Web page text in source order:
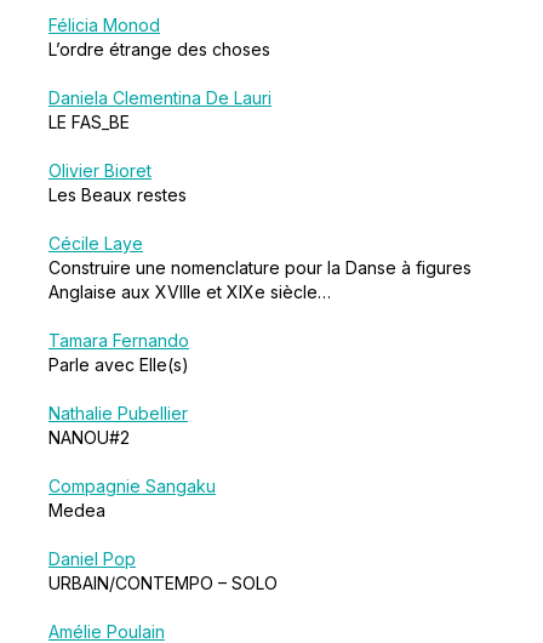
Félicia Monod
L’ordre étrange des choses
Daniela Clementina De Lauri
LE FAS_BE
Olivier Bioret
Les Beaux restes
Cécile Laye
Construire une nomenclature pour la Danse à figures
Anglaise aux XVIIIe et XIXe siècle…
Tamara Fernando
Parle avec Elle(s)
Nathalie Pubellier
NANOU#2
Compagnie Sangaku
Medea
Daniel Pop
URBAIN/CONTEMPO – SOLO
Amélie Poulain